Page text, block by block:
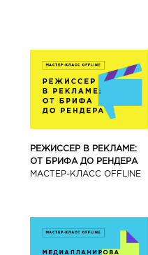
РЕЖИССЕР В РЕКЛАМЕ:
ОТ БРИФА ДО РЕНДЕРА
МАСТЕР-КЛАСС OFFLINE